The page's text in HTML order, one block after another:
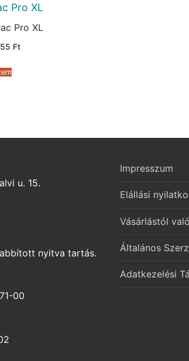
Pro XL
Pro XL
Ft.
FtCurrent
u. 15.
nyitva tartás.
00
Impresszum
Elállási
Vásárlástól
Általános
Adatkezelési